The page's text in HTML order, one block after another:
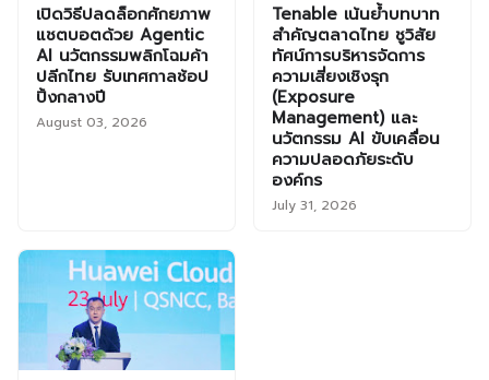
เปิดวิธีปลดล็อกศักยภาพ
แชตบอตด้วย Agentic
AI นวัตกรรมพลิกโฉมค้า
ปลีกไทย รับเทศกาลช้อป
ปิ้งกลางปี
August 03, 2026
Tenable เน้นย้ำบทบาท
สำคัญตลาดไทย ชูวิสัย
ทัศน์การบริหารจัดการ
ความเสี่ยงเชิงรุก
(Exposure
Management) และ
นวัตกรรม AI ขับเคลื่อน
ความปลอดภัยระดับ
องค์กร
July 31, 2026